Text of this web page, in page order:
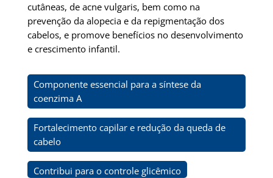
cutâneas, de acne vulgaris, bem como na
prevenção da alopecia e da repigmentação dos
cabelos, e promove benefícios no desenvolvimento
e crescimento infantil.
Componente essencial para a síntese da
coenzima A
Fortalecimento capilar e redução da queda de
cabelo
Contribui para o controle glicêmico